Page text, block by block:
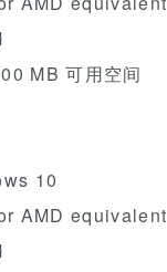
MB 可用空间
10
AMD equivalent